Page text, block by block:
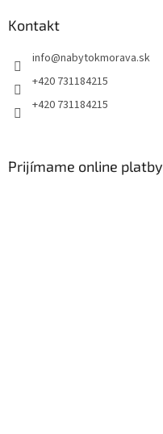
Kontakt
info@nabytokmorava.sk
+420 731184215
+420 731184215
Prijímame online platby